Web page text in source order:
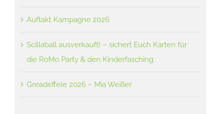
Auftakt Kampagne 2026
Scillaball ausverkauft! – sichert Euch Karten für
die RoMo Party & den Kinderfasching
Greadeffele 2026 – Mia Weißer